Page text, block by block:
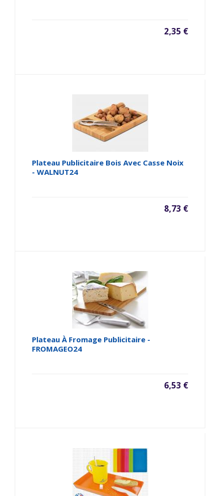
2,35 €
Plateau Publicitaire Bois Avec Casse Noix
- WALNUT24
8,73 €
Plateau À Fromage Publicitaire -
FROMAGEO24
6,53 €